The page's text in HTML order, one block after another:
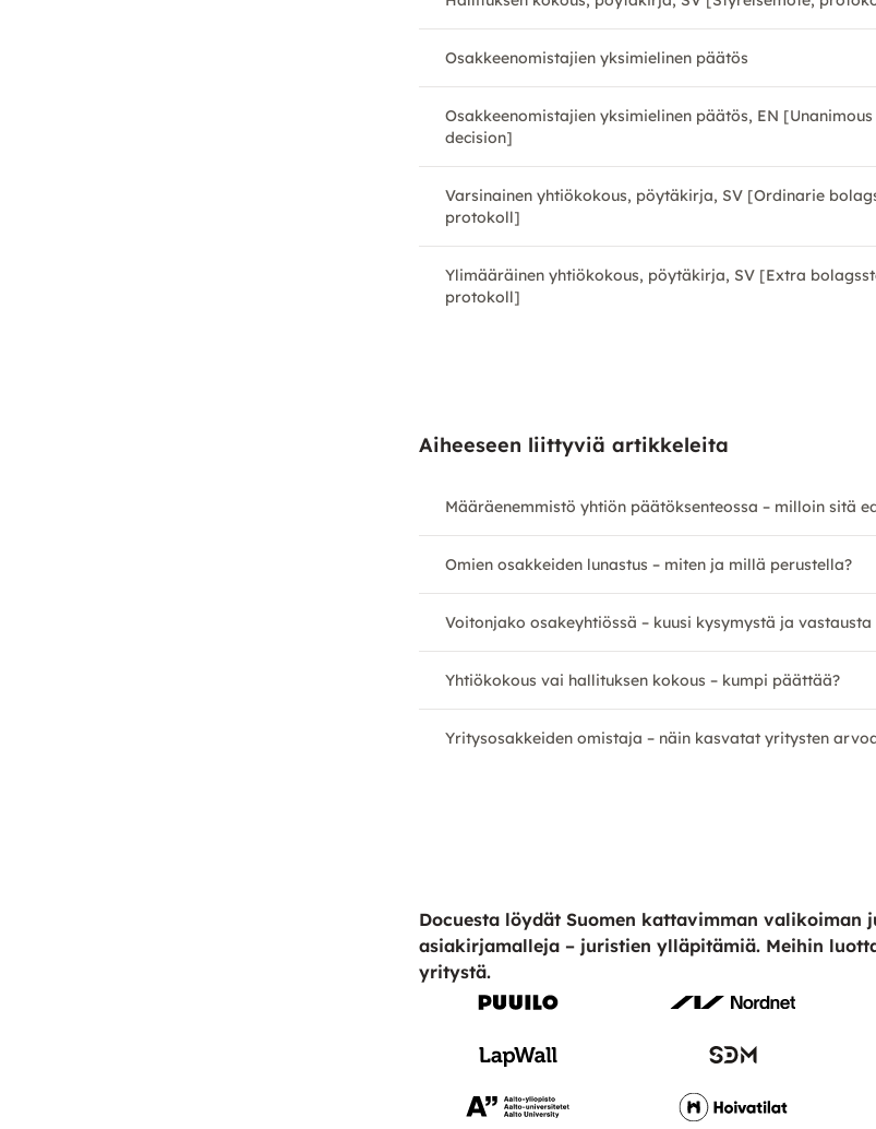
Osakkeenomistajien yksimielinen päätös
Osakkeenomistajien yksimielinen päätös, EN
decision]
Varsinainen yhtiökokous, pöytäkirja, SV [Ordinarie
protokoll]
Ylimääräinen yhtiökokous, pöytäkirja, SV [Extra
protokoll]
Aiheeseen liittyviä artikkeleita
Määräenemmistö yhtiön päätöksenteossa – milloin sitä
Omien osakkeiden lunastus – miten ja millä perustella?
Voitonjako osakeyhtiössä – kuusi kysymystä ja vastausta
Yhtiökokous vai hallituksen kokous – kumpi päättää?
Yritysosakkeiden omistaja – näin kasvatat yritysten
Docuesta löydät Suomen kattavimman valikoiman
asiakirjamalleja – juristien ylläpitämiä. Meihin
yritystä.